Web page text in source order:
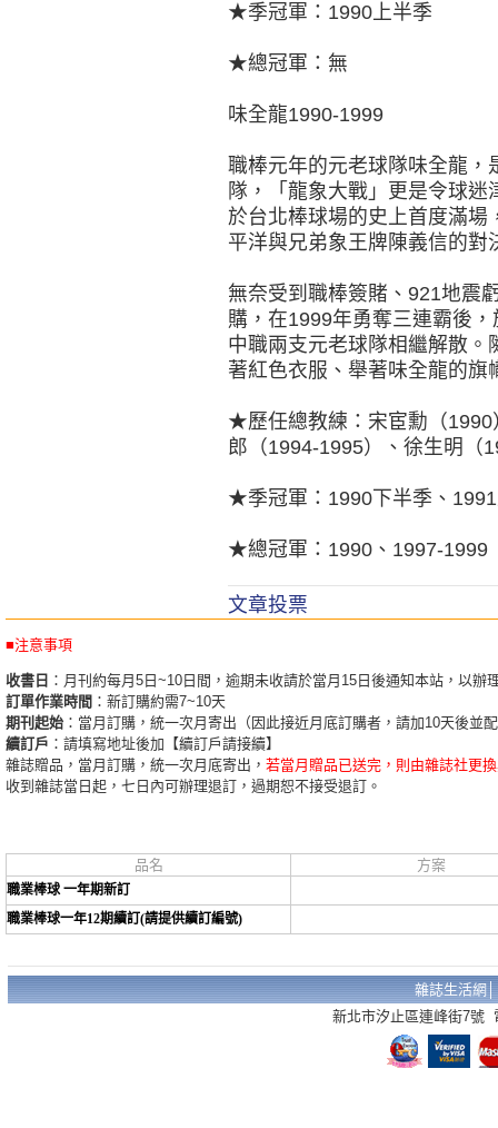
★季冠軍：1990上半季
★總冠軍：無
味全龍1990-1999
職棒元年的元老球隊味全龍，
隊，「龍象大戰」更是令球
於台北棒球場的史上首度滿場
平洋與兄弟象王牌陳義信的
無奈受到職棒簽賭、921地震
購，在1999年勇奪三連霸後
中職兩支元老球隊相繼解散
著紅色衣服、舉著味全龍的
★歷任總教練：宋宦勳（1990
郎（1994-1995）、徐生明（
★季冠軍：1990下半季、
★總冠軍：1990、1997-1999
文章投票
■注意事項
收書日 ：月刊約每月5日~10日間，逾期未收請於當月15日後通知本站，以辦
訂單作業時間 ：新訂購約需7~10天
期刊起始 ：當月訂購，統一次月寄出（因此接近月底訂購者，請加10天後並
續訂戶 ：請填寫地址後加【續訂戶請接續】
雜誌贈品，當月訂購，統一次月底寄出， 若當月贈品已送完，則由雜誌社更
收到雜誌當日起，七日內可辦理退訂，過期恕不接受退訂。
品名 方案
職業棒球 一年期新訂
職業棒球一年12期續訂(請提供續訂編號)
雜誌生活網
新北市汐止區連峰街7號